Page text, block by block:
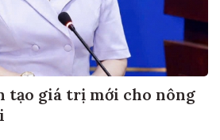
tạo giá trị mới cho nông